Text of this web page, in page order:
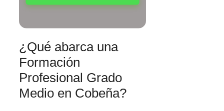
¿Qué abarca una
Formación
Profesional Grado
Medio en Cobeña?